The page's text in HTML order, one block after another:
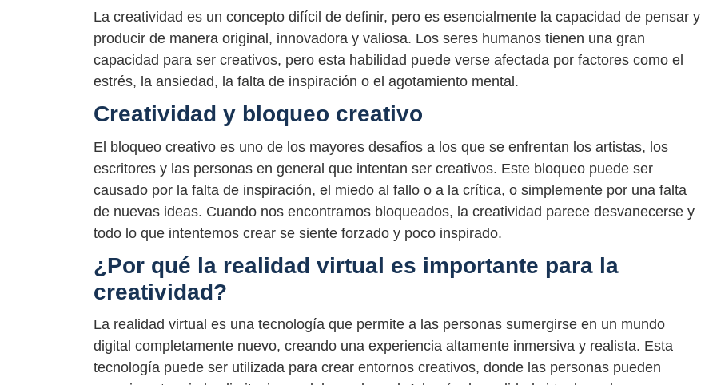
La creatividad es un concepto difícil de definir, pero es esencialmente la capacidad de pensar y
producir de manera original, innovadora y valiosa. Los seres humanos tienen una gran
capacidad para ser creativos, pero esta habilidad puede verse afectada por factores como el
estrés, la ansiedad, la falta de inspiración o el agotamiento mental.
Creatividad y bloqueo creativo
El bloqueo creativo es uno de los mayores desafíos a los que se enfrentan los artistas, los
escritores y las personas en general que intentan ser creativos. Este bloqueo puede ser
causado por la falta de inspiración, el miedo al fallo o a la crítica, o simplemente por una falta
de nuevas ideas. Cuando nos encontramos bloqueados, la creatividad parece desvanecerse y
todo lo que intentemos crear se siente forzado y poco inspirado.
¿Por qué la realidad virtual es importante para la
creatividad?
La realidad virtual es una tecnología que permite a las personas sumergirse en un mundo
digital completamente nuevo, creando una experiencia altamente inmersiva y realista. Esta
tecnología puede ser utilizada para crear entornos creativos, donde las personas pueden